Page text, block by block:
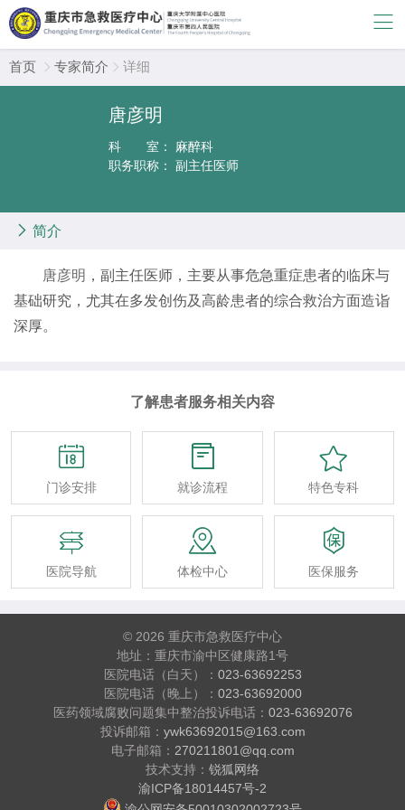
首页  专家简介  详细
唐彦明
科 室：
麻醉科
职务职称：
 简介
唐彦明 ，副主任医师，主要从事危急重症患者的临床与
基础研究，尤其在多发创伤及高龄患者的综合救治方面造诣
深厚。
了解患者服务相关内容

门诊安排

就诊流程

特色专科

医院导航

体检中心

医保服务
© 2026 重庆市急救医疗中心
地址：重庆市渝中区健康路1号
医院电话（白天）： 023-63692253
医院电话（晚上）： 023-63692000
医药领域腐败问题集中整治投诉电话： 023-63692076
投诉邮箱： ywk63692015@163.com
电子邮箱： 270211801@qq.com
技术支持： 锐狐网络
渝ICP备18014457号-2